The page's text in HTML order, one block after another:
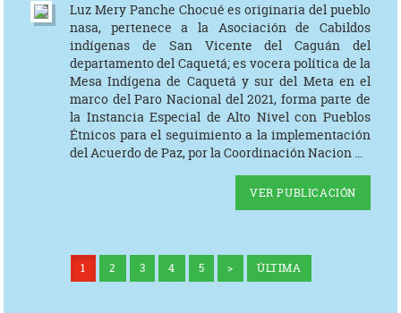
Luz Mery Panche Chocué es originaria del pueblo
nasa, pertenece a la Asociación de Cabildos
indígenas de San Vicente del Caguán del
departamento del Caquetá; es vocera política de la
Mesa Indígena de Caquetá y sur del Meta en el
marco del Paro Nacional del 2021, forma parte de
la Instancia Especial de Alto Nivel con Pueblos
Étnicos para el seguimiento a la implementación
del Acuerdo de Paz, por la Coordinación Nacion ...
VER PUBLICACIÓN
1 2 3 4 5 > ÚLTIMA